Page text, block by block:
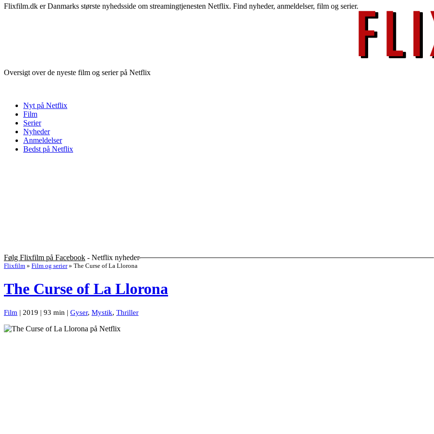
Flixfilm.dk er Danmarks største nyhedsside om streamingtjenesten Netflix. Find nyheder, anmeldelser, film og serier.
Oversigt over de nyeste film og serier på Netflix
Nyt på Netflix
Film
Serier
Nyheder
Anmeldelser
Bedst på Netflix
Følg Flixfilm på Facebook - Netflix nyheder
Flixfilm » Film og serier » The Curse of La Llorona
The Curse of La Llorona
Film | 2019 | 93 min | Gyser, Mystik, Thriller